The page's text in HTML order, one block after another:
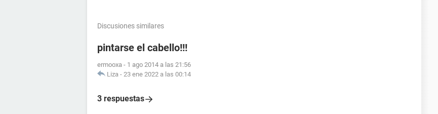
Discusiones similares
pintarse el cabello!!!
ermooxa - 1 ago 2014 a las 21:56
Liza - 23 ene 2022 a las 00:14
3 respuestas